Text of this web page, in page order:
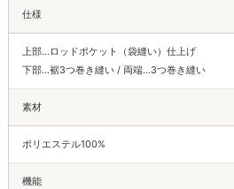
仕様
上部…ロッドポケット（袋縫い）仕上げ
下部…裾3つ巻き縫い / 両端…3つ巻き縫い
素材
ポリエステル100%
機能